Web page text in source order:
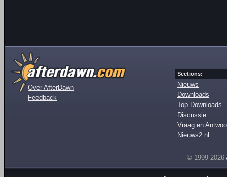
Over AfterDawn
Feedback
Sections:
Nieuws
Downloads
Top Downloads
Discussie
Vraag en
Nieuws2.nl
© 1999-2026